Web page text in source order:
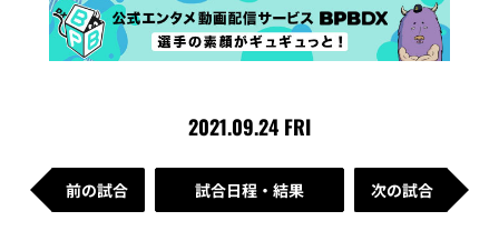
2021.09.24 FRI
前の試合 試合日程・結果 次の試合